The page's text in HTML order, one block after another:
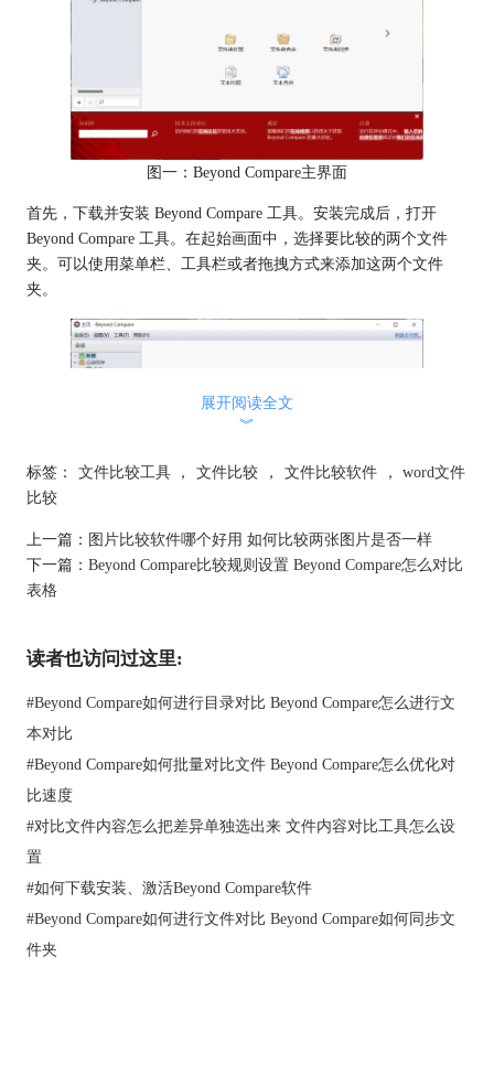
图一：Beyond Compare主界面
首先，下载并安装 Beyond Compare 工具。安装完成后，打开
Beyond Compare 工具。在起始画面中，选择要比较的两个文件
夹。可以使用菜单栏、工具栏或者拖拽方式来添加这两个文件
夹。
图二：文件夹比较功能
添加好这两个文件夹之后，点击“差别”按钮，软件会开始进行比
左侧窗口显示的是第一个文件夹的内容，右侧则是第二个文件夹
的内容。你可以使用不同的视图方式来查看它们的差异。比如，
你可以通过比较文件大小和日期来查找不同之处。
展开阅读全文
︾
标签： 文件比较工具 ， 文件比较 ， 文件比较软件 ，
word文件
比较
上一篇： 图片比较软件哪个好用 如何比较两张图片是否一样
下一篇： Beyond Compare比较规则设置 Beyond Compare怎么对比
表格
读者也访问过这里:
#Beyond Compare如何进行目录对比 Beyond Compare怎么进行文
本对比
#Beyond Compare如何批量对比文件 Beyond Compare怎么优化对
比速度
#对比文件内容怎么把差异单独选出来 文件内容对比工具怎么设
置
#如何下载安装、激活Beyond Compare软件
#Beyond Compare如何进行文件对比 Beyond Compare如何同步文
件夹